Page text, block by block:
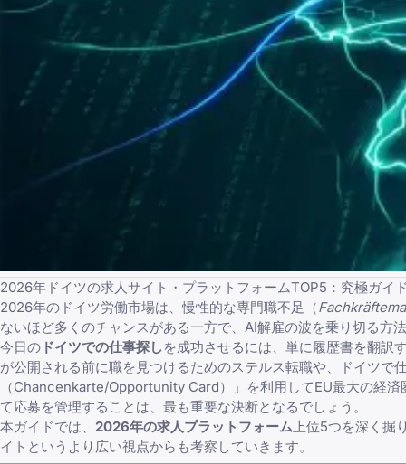
2026年ドイツの求人サイト・プラットフォームTOP5：究極ガイ
2026年のドイツ労働市場は、慢性的な専門職不足（
ないほど多くのチャンスがある一方で、AI解雇の波を乗り切る
今日の ドイツでの仕事探しを成功させるには、単に履歴書を翻訳
が公開される前に職を見つけるためのステルス転職や、
ドイツで
（Chancenkarte/Opportunity Card）」を利用してEU最大の経
て応募を管理することは、最も重要な決断となるでしょう。
本ガイドでは、 2026年の求人プラットフォーム上位5つを深く掘
イト というより広い視点からも考察していきます。